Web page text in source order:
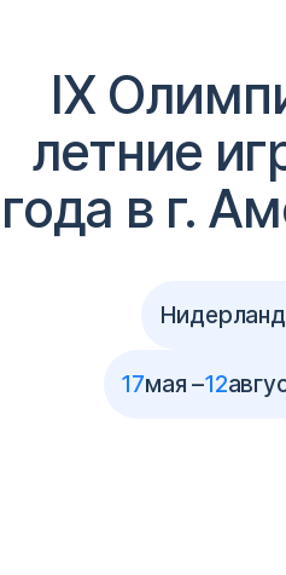
IX
летние
года в г.
17мая –12